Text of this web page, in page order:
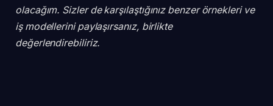
olacağım. Sizler de karşılaştığınız benzer örnekleri ve
iş modellerini paylaşırsanız, birlikte
değerlendirebiliriz.